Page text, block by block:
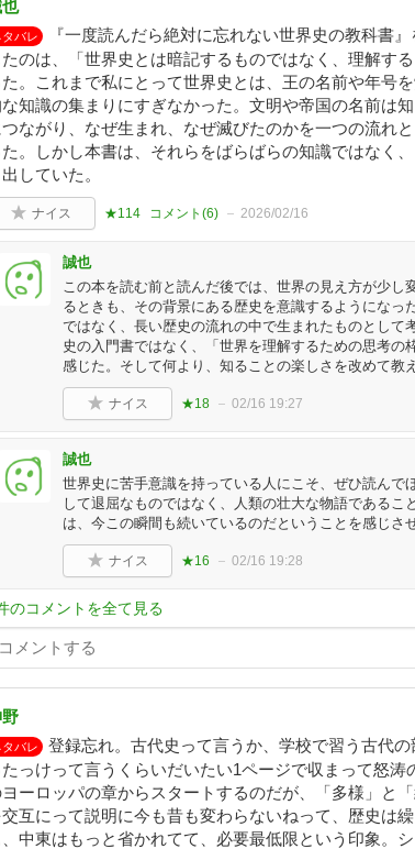
タバレ
『一度読んだら絶対に忘れない世界史の教科書
たのは、「世界史とは暗記するものではなく、理解す
た。これまで私にとって世界史とは、王の名前や年号
な知識の集まりにすぎなかった。文明や帝国の名前は
つながり、なぜ生まれ、なぜ滅びたのかを一つの流れ
た。しかし本書は、それらをばらばらの知識ではなく
していた。
ナイス ★114 コメント(6) 2026/02/16
誠也
この本を読む前と読んだ後では、世界の見え方が少し
るときも、その背景にある歴史を意識するようになっ
ではなく、長い歴史の流れの中で生まれたものとして
史の入門書ではなく、「世界を理解するための思考の
感じた。そして何より、知ることの楽しさを改めて教
ナイス ★18 02/16 19:27
誠也
世界史に苦手意識を持っている人にこそ、ぜひ読んで
して退屈なものではなく、人類の壮大な物語であるこ
は、今この瞬間も続いているのだということを感じさ
ナイス ★16 02/16 19:28
のコメントを全て見る
タバレ
登録忘れ。古代史って言うか、学校で習う古代
たっけって言うくらいだいたい1ページで収まって怒
ーロッパの章からスタートするのだが、「多様」と
交互にって説明に今も昔も変わらないねって、歴史は
、中東はもっと省かれてて、必要最低限という印象。